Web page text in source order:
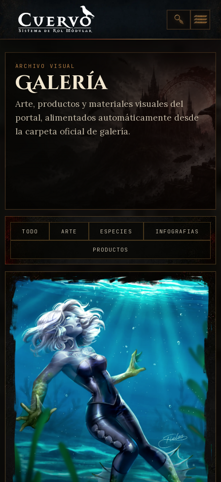
ARCHIVO VISUAL
Galería
Arte, productos y materiales visuales del
portal, alimentados automáticamente desde
la carpeta oficial de galería.
TODO ARTE ESPECIES INFOGRAFIAS
PRODUCTOS